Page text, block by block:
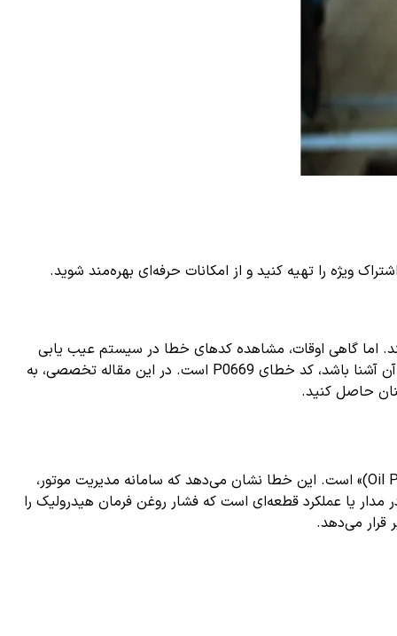
ویژه را تهیه کنید و از امکانات حرفه‌ای بهره‌مند شوید.
اما گاهی اوقات، مشاهده کدهای خطا در سیستم عیب یابی
خودرو می‌تواند نشان‌دهنده بروز مشکلی در یکی از اجزای حیاتی موتور باشد. یکی از این کدهای رایج که هر راننده و تعمیرکار خودرو باید با آن آشنا باشد، کد خطای P0669 است. در این مقاله تخصصی، به
حاصل کنید.
به معنی «مشکل در عملکرد سیستم کنترل فشار روغن فرمان هیدرولیک (Oil Pressure Control Valve Control Circuit/Open)» است. این خطا نشان می‌دهد که سامانه مدیریت موتور،
یا عملکرد قطعه‌ای است که فشار روغن فرمان هیدرولیک را
قرار می‌دهد.